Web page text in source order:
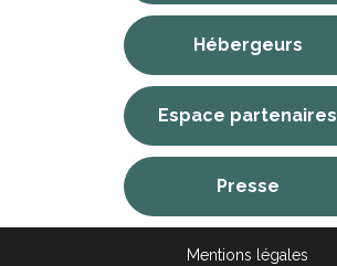
Hébergeurs
Espace partenaires
Presse
Mentions légales